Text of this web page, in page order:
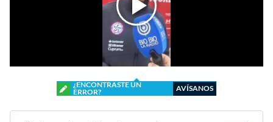
¿ENCONTRASTE UN
ERROR?
AVÍSANOS